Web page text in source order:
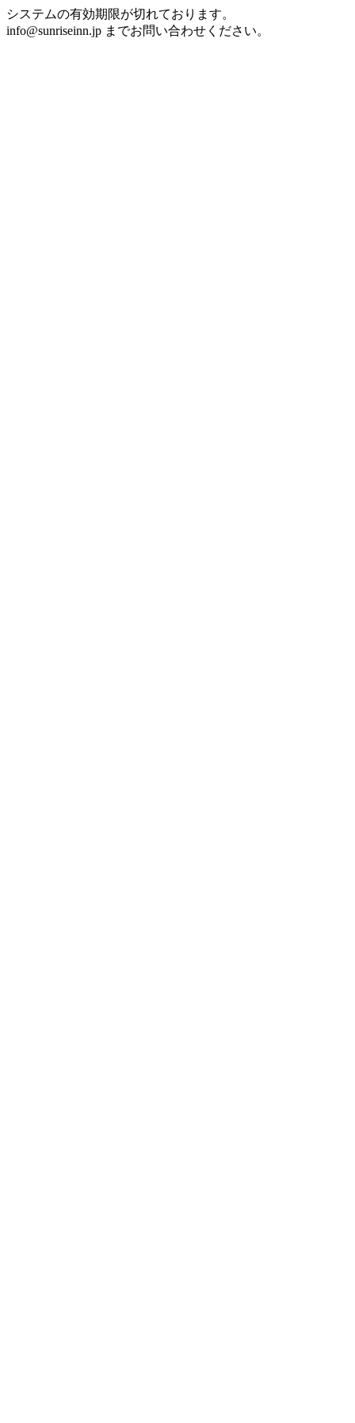
システムの有効期限が切れております。
info@sunriseinn.jp までお問い合わせください。